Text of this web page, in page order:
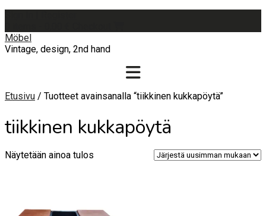
content
Möbel
Vintage, design, 2nd hand
Etusivu / Tuotteet avainsanalla “tiikkinen kukkapöytä”
tiikkinen kukkapöytä
Näytetään ainoa tulos